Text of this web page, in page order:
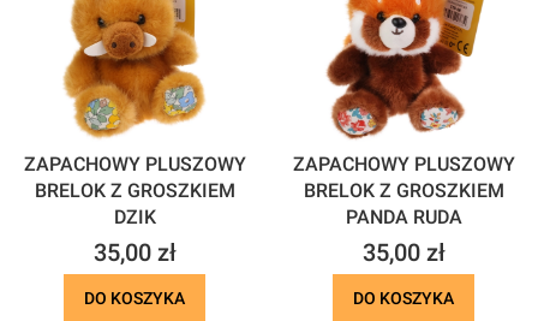
ZAPACHOWY PLUSZOWY
BRELOK Z GROSZKIEM
DZIK
Cena
35,00 zł
DO KOSZYKA
ZAPACHOWY PLUSZOWY
BRELOK Z GROSZKIEM
PANDA RUDA
Cena
35,00 zł
DO KOSZYKA